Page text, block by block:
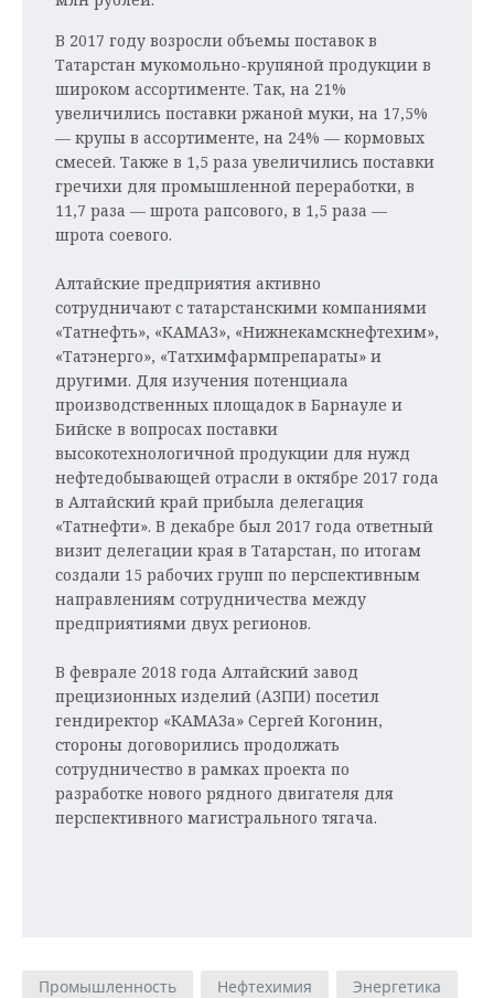
В 2017 году возросли объемы поставок в
Татарстан мукомольно-крупяной продукции в
широком ассортименте. Так, на 21%
увеличились поставки ржаной муки, на 17,5%
— крупы в ассортименте, на 24% — кормовых
смесей. Также в 1,5 раза увеличились поставки
гречихи для промышленной переработки, в
11,7 раза — шрота рапсового, в 1,5 раза —
шрота соевого.
Алтайские предприятия активно
сотрудничают с татарстанскими компаниями
«Татнефть», «КАМАЗ», «Нижнекамскнефтехим»,
«Татэнерго», «Татхимфармпрепараты» и
другими. Для изучения потенциала
производственных площадок в Барнауле и
Бийске в вопросах поставки
высокотехнологичной продукции для нужд
нефтедобывающей отрасли в октябре 2017 года
в Алтайский край прибыла делегация
«Татнефти». В декабре был 2017 года ответный
визит делегации края в Татарстан, по итогам
создали 15 рабочих групп по перспективным
направлениям сотрудничества между
предприятиями двух регионов.
В феврале 2018 года Алтайский завод
прецизионных изделий (АЗПИ) посетил
гендиректор «КАМАЗа» Сергей Когонин,
стороны договорились продолжать
сотрудничество в рамках проекта по
разработке нового рядного двигателя для
перспективного магистрального тягача.
Промышленность Нефтехимия
Энергетика